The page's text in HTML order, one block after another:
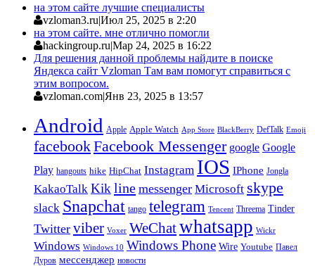
на этом сайте лучшие специалисты
vzloman3.ru|Июл 25, 2025 в 2:20
на этом сайте. мне отлично помогли
hackingroup.ru|Мар 24, 2025 в 16:22
Для решения данной проблемы найдите в поиске
Яндекса сайт Vzloman Там вам помогут справиться с
этим вопросом.
vzloman.com|Янв 23, 2025 в 13:57
Android Apple Apple Watch App Store BlackBerry DefTalk Emoji
facebookFacebook Messenger google Google
Play hangouts hike HipChat Instagram IOS IPhone Jongla
KakaoTalk Kik line messenger Microsoft skype
slack Snapchat tango telegram Tencent Threema Tinder
Twitter viber Voxer WeChatwhatsapp Wickr
Windows Windows 10 Windows Phone Wire Youtube Павел
Дуров мессенджер новости